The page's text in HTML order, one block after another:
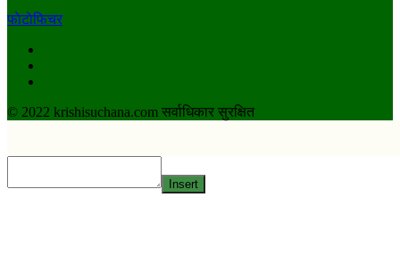
फाेटाेफिचर
© 2022 krishisuchana.com सर्वाधिकार सुरक्षित
Insert